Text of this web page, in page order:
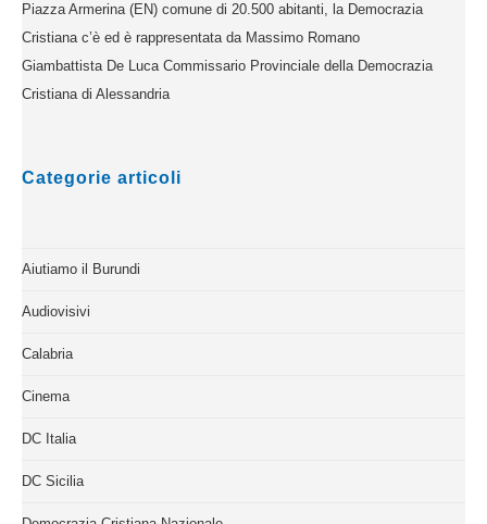
Piazza Armerina (EN) comune di 20.500 abitanti, la Democrazia
Cristiana c’è ed è rappresentata da Massimo Romano
Giambattista De Luca Commissario Provinciale della Democrazia
Cristiana di Alessandria
Categorie articoli
Aiutiamo il Burundi
Audiovisivi
Calabria
Cinema
DC Italia
DC Sicilia